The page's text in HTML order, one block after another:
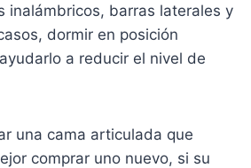
inalámbricos, barras laterales y
dormir en posición
a reducir el nivel de
una cama articulada que
comprar uno nuevo, si su